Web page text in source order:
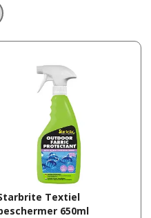
Textiel
650ml